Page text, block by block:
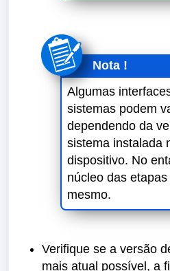
Nota !
Algumas
sistemas podem
dependendo da
sistema instalada
dispositivo. No
núcleo das
mesmo.
Verifique se a versão
mais atual possível, a